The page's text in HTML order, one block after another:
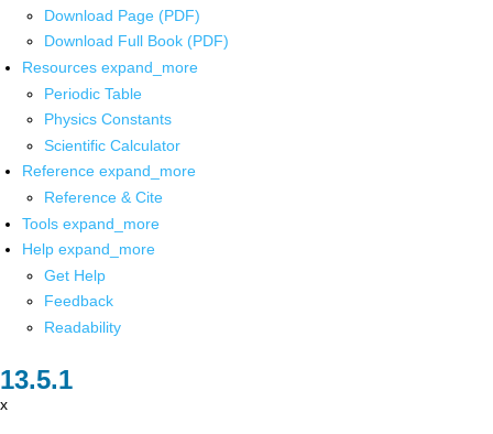
Download Page (PDF)
Download Full Book (PDF)
Resources expand_more
Periodic Table
Physics Constants
Scientific Calculator
Reference expand_more
Reference & Cite
Tools expand_more
Help expand_more
Get Help
Feedback
Readability
x